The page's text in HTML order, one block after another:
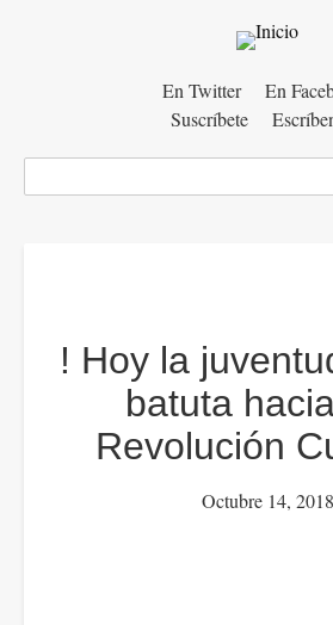
En Twitter
En
Suscríbete
! Hoy la
batuta
Revolución
Octubre 14, 2018